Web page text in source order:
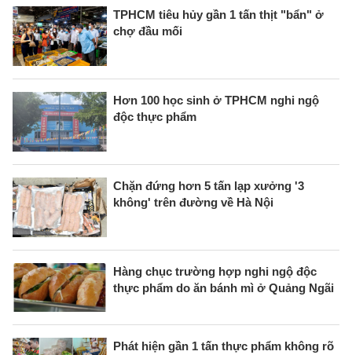
TPHCM tiêu hủy gần 1 tấn thịt "bẩn" ở
chợ đầu mối
Hơn 100 học sinh ở TPHCM nghi ngộ
độc thực phẩm
Chặn đứng hơn 5 tấn lạp xưởng '3
không' trên đường về Hà Nội
Hàng chục trường hợp nghi ngộ độc
thực phẩm do ăn bánh mì ở Quảng Ngãi
Phát hiện gần 1 tấn thực phẩm không rõ